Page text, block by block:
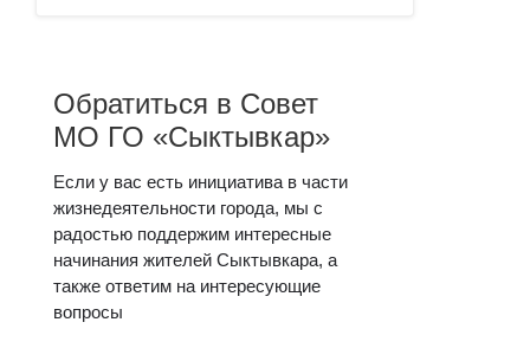
Обратиться в Совет
МО ГО «Сыктывкар»
Если у вас есть инициатива в части
жизнедеятельности города, мы с
радостью поддержим интересные
начинания жителей Сыктывкара, а
также ответим на интересующие
вопросы